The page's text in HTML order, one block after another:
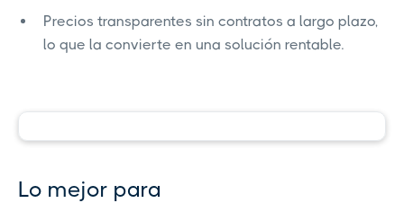
Precios transparentes sin contratos a largo plazo,
lo que la convierte en una solución rentable.
Lo mejor para